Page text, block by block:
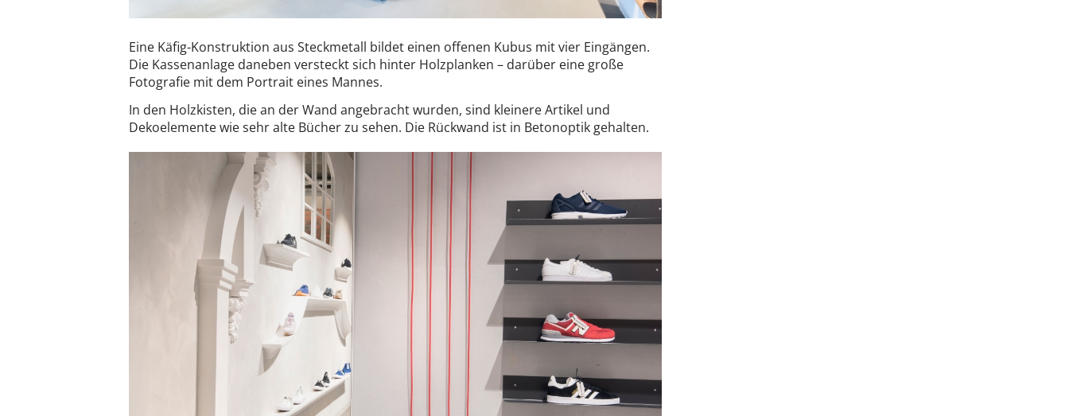
Eine Käfig-Konstruktion aus Steckmetall bildet einen offenen Kubus mit vier Eingängen.
Die Kassenanlage daneben versteckt sich hinter Holzplanken – darüber eine große
Fotografie mit dem Portrait eines Mannes.
In den Holzkisten, die an der Wand angebracht wurden, sind kleinere Artikel und
Dekoelemente wie sehr alte Bücher zu sehen. Die Rückwand ist in Betonoptik gehalten.